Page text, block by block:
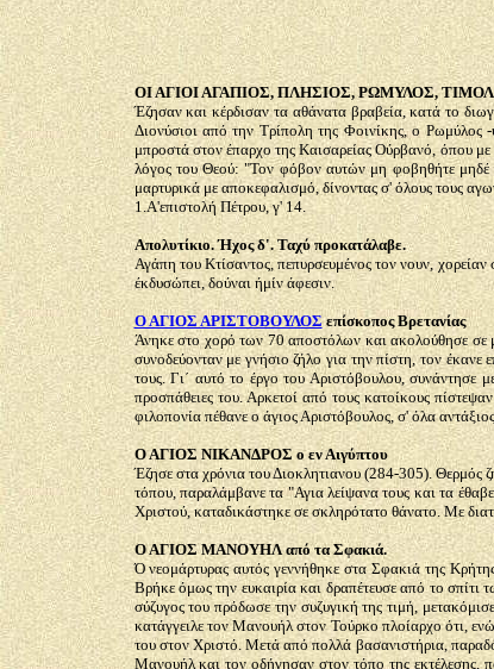
ΟΙ ΑΓΙΟΙ ΑΓΑΠΙΟΣ, ΠΛΗΣΙΟΣ, ΡΩΜΥΛΟΣ,
Έζησαν και κέρδισαν τα αθάνατα βραβεία, κατά το
Διονύσιοι από την Τρίπολη της Φοινίκης, ο Ρωμύλος
μπροστά στον έπαρχο της Καισαρείας Ούρβανό, όπου με
λόγος του Θεού: "Τον φόβον αυτών μη φοβηθήτε μηδέ
μαρτυρικά με αποκεφαλισμό, δίνοντας σ' όλους τους
1.Α'επιστολή Πέτρου, γ' 14.
Απολυτίκιο. Ήχος δ'. Ταχύ προκατάλαβε.
Αγάπη του Κτίσαντος, πεπυρσευμένος τον νουν,
έκδυσώπει, δούναι ήμίν άφεσιν.
Ο ΑΓΙΟΣ ΑΡΙΣΤΟΒΟΥΛΟΣεπίσκοπος Βρετανίας
Άνηκε στο χορό των 70 αποστόλων και ακολούθησε σε
συνοδεύονταν με γνήσιο ζήλο για την πίστη, τον έκανε
τους. Γι΄ αυτό το έργο του Αριστόβουλου, συνάντησε
προσπάθειες του. Αρκετοί από τους κατοίκους
φιλοπονία πέθανε ο άγιος Αριστόβουλος, σ' όλα
Ο ΑΓΙΟΣ ΝΙΚΑΝΔΡΟΣ ο εν Αιγύπτου
Έζησε στα χρόνια του Διοκλητιανου (284-305). Θερμός
τόπου, παραλάμβανε τα "Αγια λείψανα τους και τα
Χριστού, καταδικάστηκε σε σκληρότατο θάνατο. Με
Ο ΑΓΙΟΣ ΜΑΝΟΥΗΛ από τα Σφακιά.
Ό νεομάρτυρας αυτός γεννήθηκε στα Σφακιά της
Βρήκε όμως την ευκαιρία και δραπέτευσε από το
σύζυγος του πρόδωσε την συζυγική της τιμή,
κατάγγειλε τον Μανουήλ στον Τούρκο πλοίαρχο ότι,
του στον Χριστό. Μετά από πολλά βασανιστήρια,
Μανουήλ και τον οδήγησαν στον τόπο της εκτέλεσης,